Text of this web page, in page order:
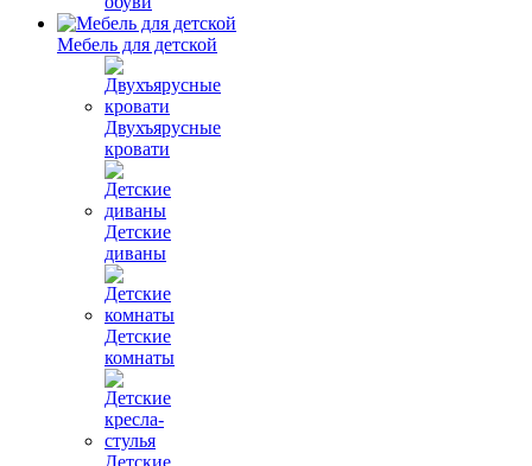
Мебель для детской
Двухъярусные
кровати
Детские
диваны
Детские
комнаты
Детские